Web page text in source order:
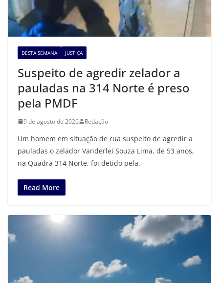
DESTA SEMANA JUSTIÇA
Suspeito de agredir zelador a
pauladas na 314 Norte é preso
pela PMDF
9 de agosto de 2026 Redação
Um homem em situação de rua suspeito de agredir a
pauladas o zelador Vanderlei Souza Lima, de 53 anos,
na Quadra 314 Norte, foi detido pela.
Read More